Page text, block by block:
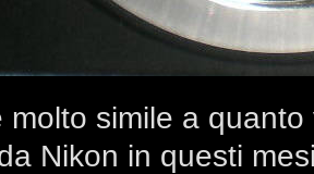
molto simile a
Nikon in questi